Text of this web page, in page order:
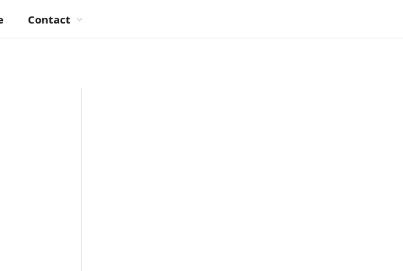
Contact